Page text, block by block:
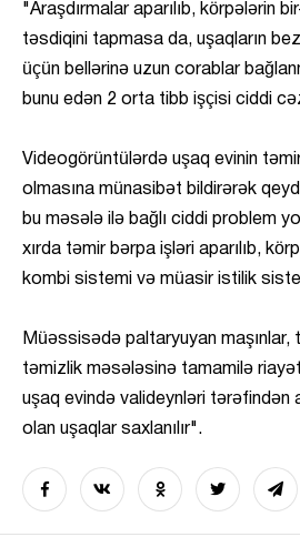
"Araşdırmalar aparılıb, körpələrin
təsdiqini tapmasa da, uşaqların
üçün bellərinə uzun corablar
bunu edən 2 orta tibb işçisi ciddi
Videogörüntülərdə uşaq evinin
olmasına münasibət bildirərək
bu məsələ ilə bağlı ciddi problem
xırda təmir bərpa işləri aparılıb,
kombi sistemi və müasir istilik
Müəssisədə paltaryuyan
təmizlik məsələsinə tamamilə
uşaq evində valideynləri tərəfindən
olan uşaqlar saxlanılır".